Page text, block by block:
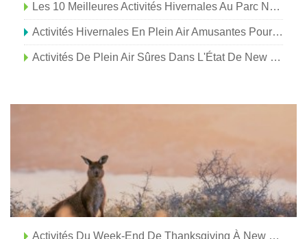
Les 10 Meilleures Activités Hivernales Au Parc National Jasper
Activités Hivernales En Plein Air Amusantes Pour Tous Dans L'État De New York
Activités De Plein Air Sûres Dans L'État De New York
Activités Du Week-End De Thanksgiving À New York